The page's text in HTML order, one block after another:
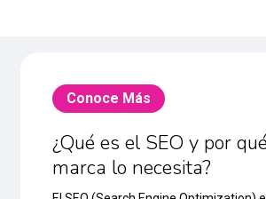
Conoce Más
¿Qué es el SEO y por
marca lo necesita?